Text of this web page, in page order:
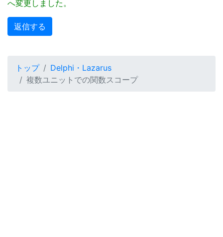
へ変更しました。
トップ
Delphi・Lazarus
複数ユニットでの関数スコープ